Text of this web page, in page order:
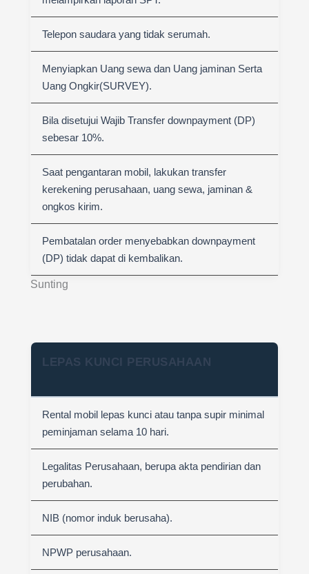
Sunting
Telepon saudara yang tidak serumah.
Menyiapkan Uang sewa dan Uang jaminan Serta
Uang Ongkir(SURVEY).
Bila disetujui Wajib Transfer downpayment (DP)
sebesar 10%.
Saat pengantaran mobil, lakukan transfer
kerekening perusahaan, uang sewa, jaminan &
ongkos kirim.
Pembatalan order menyebabkan downpayment
(DP) tidak dapat di kembalikan.
LEPAS KUNCI PERUSAHAAN
Rental mobil lepas kunci atau tanpa supir minimal
peminjaman selama 10 hari.
Legalitas Perusahaan, berupa akta pendirian dan
perubahan.
NIB (nomor induk berusaha).
NPWP perusahaan.